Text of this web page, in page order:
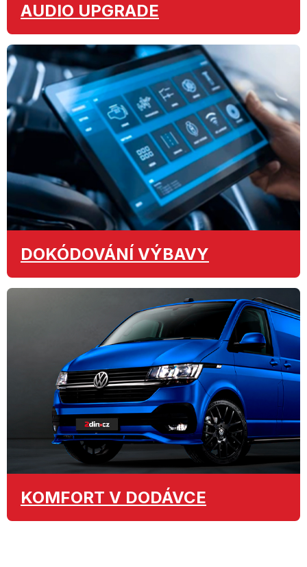
AUDIO UPGRADE
DOKÓDOVÁNÍ VÝBAVY
KOMFORT V DODÁVCE